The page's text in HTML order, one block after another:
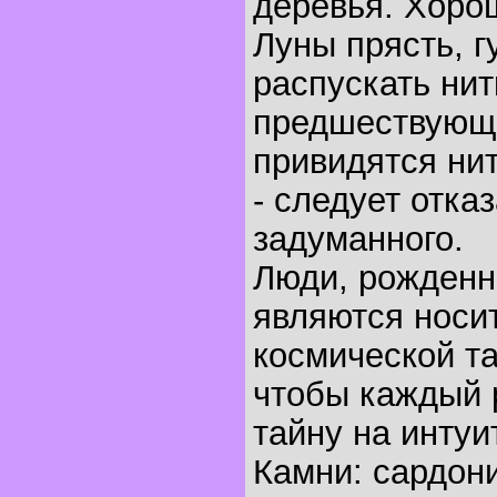
Луны прясть,
распускать
привидятся
- следует
задуманного.
Люди,
являются
космической
чтобы каждый
тайну на
Камни: